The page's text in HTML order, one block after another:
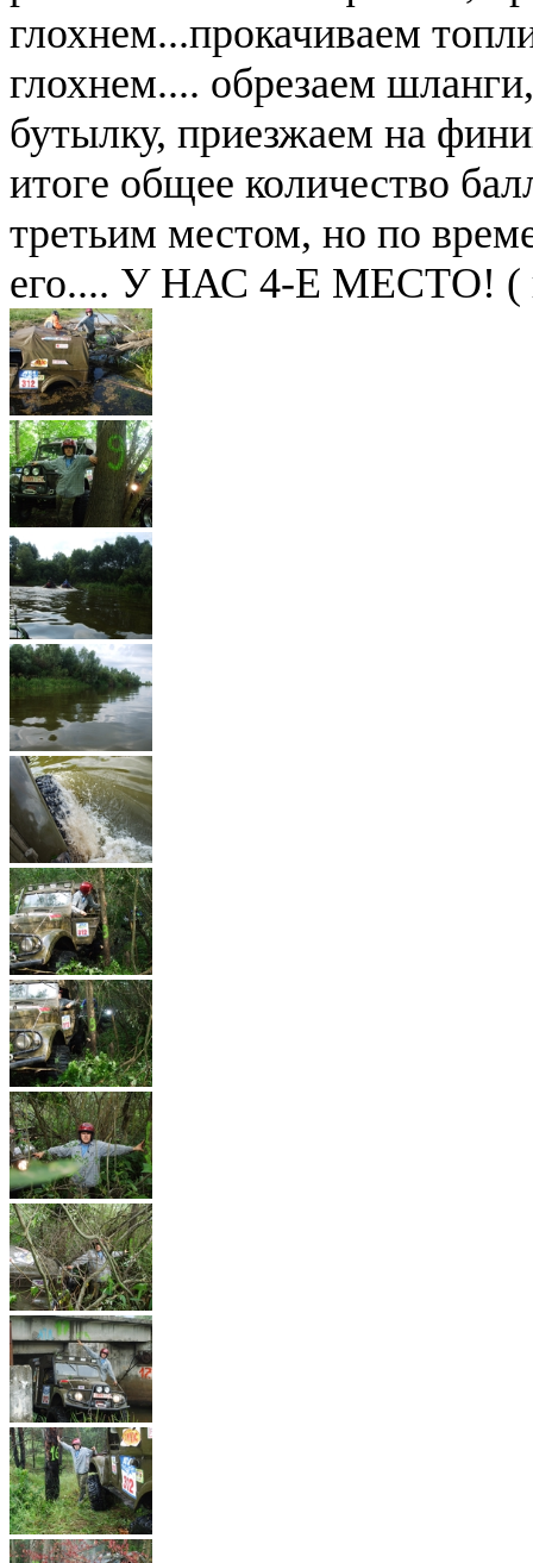
глохнем...прокачиваем
глохнем.... обрезаем
бутылку, приезжаем на
итоге общее количество
третьим местом, но по
его.... У НАС 4-Е МЕСТО! (